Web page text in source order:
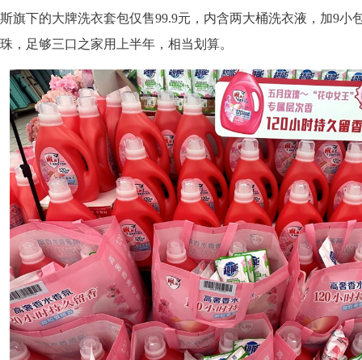
斯旗下的大牌洗衣套包仅售99.9元，内含两大桶洗衣液，加9小
珠，足够三口之家用上半年，相当划算。